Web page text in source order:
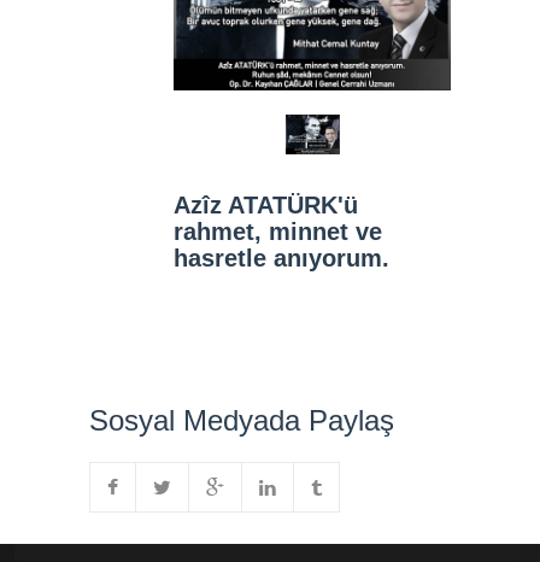
Azîz ATATÜRK'ü
rahmet, minnet ve
hasretle anıyorum.
Sosyal Medyada Paylaş